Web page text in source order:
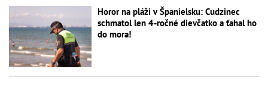
Horor na pláži v Španielsku: Cudzinec
schmatol len 4-ročné dievčatko a ťahal ho
do mora!